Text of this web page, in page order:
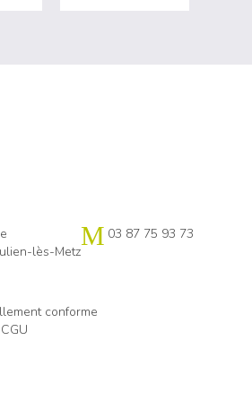
lès-Metz
03 87 75 93 73
conforme